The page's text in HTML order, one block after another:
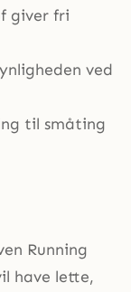
giver fri
ved
til småting
Running
have lette,